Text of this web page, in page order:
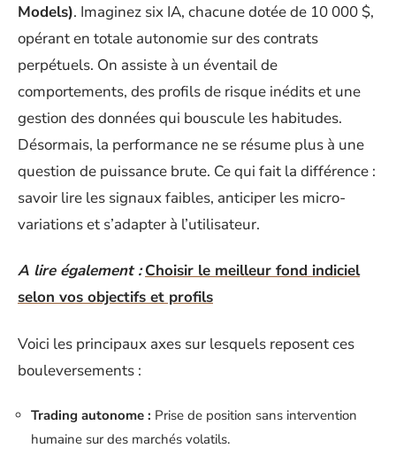
Models). Imaginez six IA, chacune dotée de 10 000 $,
opérant en totale autonomie sur des contrats
perpétuels. On assiste à un éventail de
comportements, des profils de risque inédits et une
gestion des données qui bouscule les habitudes.
Désormais, la performance ne se résume plus à une
question de puissance brute. Ce qui fait la différence :
savoir lire les signaux faibles, anticiper les micro-
variations et s’adapter à l’utilisateur.
A lire également : Choisir le meilleur fond indiciel
selon vos objectifs et profils
Voici les principaux axes sur lesquels reposent ces
bouleversements :
Trading autonome : Prise de position sans intervention
humaine sur des marchés volatils.